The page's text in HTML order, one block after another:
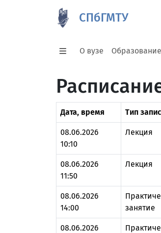
СПбГМТУ
О вузе Образование
Дата, время Тип
08.06.2026
10:10
Лекция
08.06.2026
11:50
Лекция
08.06.2026
14:00
занятие
08.06.2026